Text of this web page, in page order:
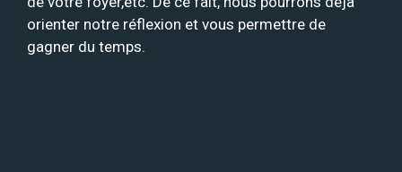
orienter notre réflexion et vous permettre de
gagner du temps.